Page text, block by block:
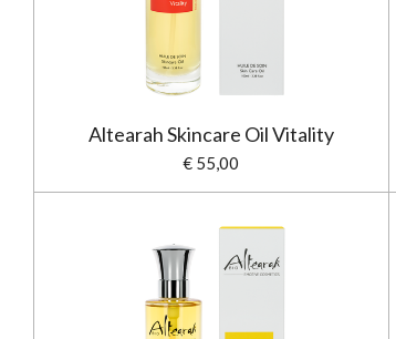
Altearah Skincare Oil Vitality
€ 55,00